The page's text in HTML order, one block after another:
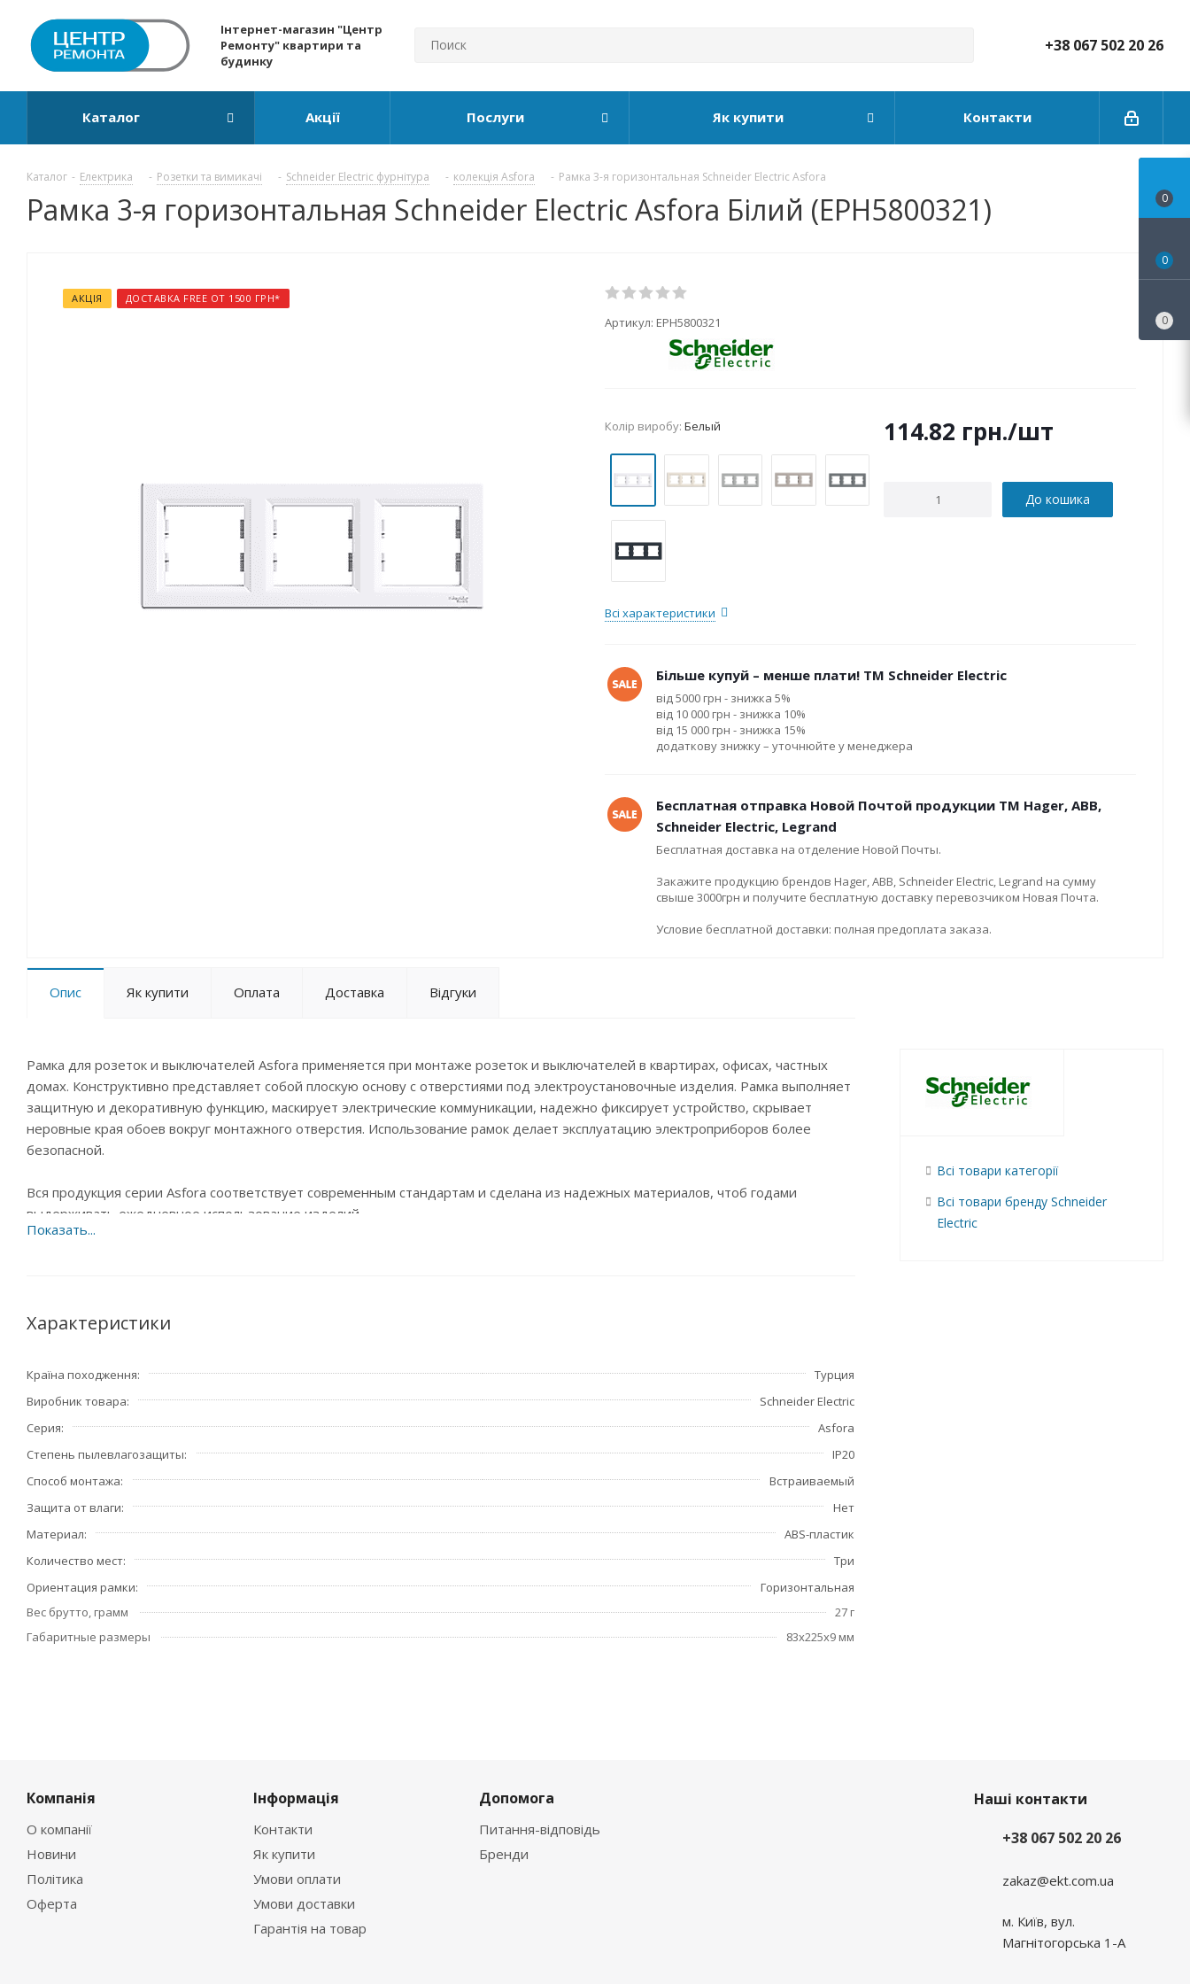
Інтернет-магазин "Центр
Ремонту" квартири та
будинку
+38 067 502 20 26
Каталог Акції Послуги Як купити Контакти
Каталог - Електрика - Розетки та вимикачі - Schneider Electric фурнітура - колекція Asfora - Рамка 3-я горизонтальная Schneider Electric Asfora
Рамка 3-я горизонтальная Schneider Electric Asfora Білий (EPH5800321)
АКЦІЯ ДОСТАВКА FREE ОТ 1500 ГРН*
Артикул: EPH5800321
Колір виробу: Белый
Всі характеристики
114.82 грн./шт
До кошика
Більше купуй – менше плати! ТМ Schneider Electric
від 5000 грн - знижка 5%
від 10 000 грн - знижка 10%
від 15 000 грн - знижка 15%
додаткову знижку – уточнюйте у менеджера
Бесплатная отправка Новой Почтой продукции ТМ Hager, ABB,
Schneider Electric, Legrand
Бесплатная доставка на отделение Новой Почты.
Закажите продукцию брендов Hager, ABB, Schneider Electric, Legrand на сумму
свыше 3000грн и получите бесплатную доставку перевозчиком Новая Почта.
Условие бесплатной доставки: полная предоплата заказа.
Опис Як купити Оплата Доставка Відгуки
Рамка для розеток и выключателей Asfora применяется при монтаже розеток и выключателей в квартирах, офисах, частных
домах. Конструктивно представляет собой плоскую основу с отверстиями под электроустановочные изделия. Рамка выполняет
защитную и декоративную функцию, маскирует электрические коммуникации, надежно фиксирует устройство, скрывает
неровные края обоев вокруг монтажного отверстия. Использование рамок делает эксплуатацию электроприборов более
безопасной.
Вся продукция серии Asfora соответствует современным стандартам и сделана из надежных материалов, чтоб годами
выдерживать ежедневное использование изделий.
Характеристики
Країна походження
Турция
Виробник товара
Schneider Electric
Серия
Asfora
Степень пылевлагозащиты
IP20
Способ монтажа
Встраиваемый
Защита от влаги
Нет
Материал
ABS-пластик
Количество мест
Три
Ориентация рамки
Горизонтальная
Вес брутто, грамм
27 г
Габаритные размеры
83x225x9 мм
Всі товари категорії
Всі товари бренду Schneider
Electric
Компанія
О компанії
Новини
Політика
Оферта
Інформація
Контакти
Як купити
Умови оплати
Умови доставки
Гарантія на товар
Допомога
Питання-відповідь
Бренди
Наші контакти
+38 067 502 20 26
zakaz@ekt.com.ua
м. Київ, вул.
Магнітогорська 1-А
0
0
0